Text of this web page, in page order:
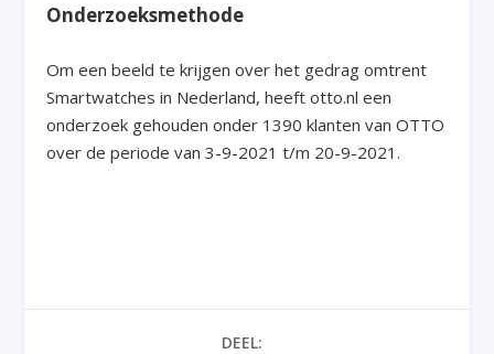
Onderzoeksmethode
Om een beeld te krijgen over het gedrag omtrent
Smartwatches in Nederland, heeft otto.nl een
onderzoek gehouden onder 1390 klanten van OTTO
over de periode van 3-9-2021 t/m 20-9-2021.
DEEL: